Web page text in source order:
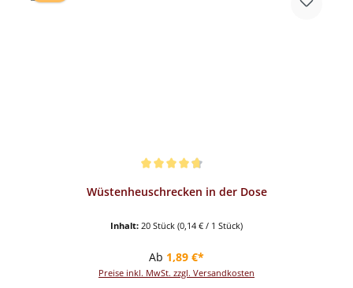
Wüstenheuschrecken in der Dose
Inhalt: 20 Stück (0,14 € / 1 Stück)
Regulärer Preis:
Ab 1,89 €*
Preise inkl. MwSt. zzgl. Versandkosten